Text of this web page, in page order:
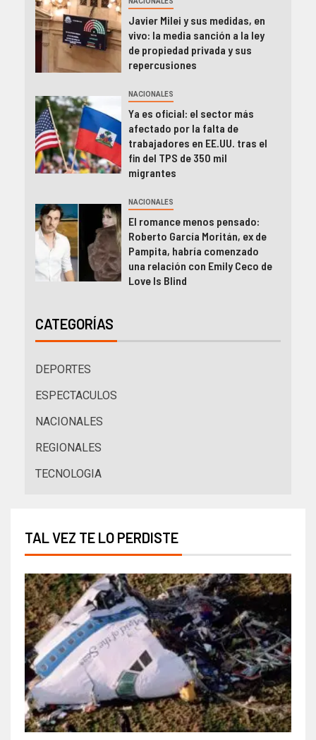
Javier Milei y sus medidas, en
vivo: la media sanción a la ley
de propiedad privada y sus
repercusiones
NACIONALES
Ya es oficial: el sector más
afectado por la falta de
trabajadores en EE.UU. tras el
fin del TPS de 350 mil
migrantes
NACIONALES
El romance menos pensado:
Roberto García Moritán, ex de
Pampita, habría comenzado
una relación con Emily Ceco de
Love Is Blind
CATEGORÍAS
DEPORTES
ESPECTACULOS
NACIONALES
REGIONALES
TECNOLOGIA
TAL VEZ TE LO PERDISTE